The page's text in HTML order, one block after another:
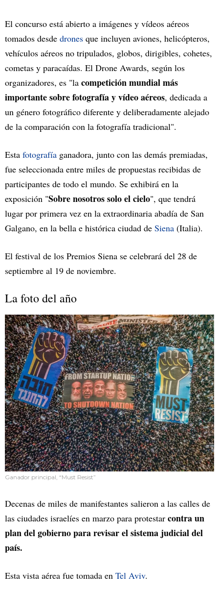
El concurso está abierto a imágenes y vídeos aéreos
tomados desde drones que incluyen aviones, helicópteros,
vehículos aéreos no tripulados, globos, dirigibles, cohetes,
cometas y paracaídas. El Drone Awards, según los
organizadores, es "la competición mundial más
importante sobre fotografía y vídeo aéreos, dedicada a
un género fotográfico diferente y deliberadamente alejado
de la comparación con la fotografía tradicional".
Esta fotografía ganadora, junto con las demás premiadas,
fue seleccionada entre miles de propuestas recibidas de
participantes de todo el mundo. Se exhibirá en la
exposición "Sobre nosotros solo el cielo", que tendrá
lugar por primera vez en la extraordinaria abadía de San
Galgano, en la bella e histórica ciudad de Siena (Italia).
El festival de los Premios Siena se celebrará del 28 de
septiembre al 19 de noviembre.
La foto del año
Ganador principal, “Must Resist”
Decenas de miles de manifestantes salieron a las calles de
las ciudades israelíes en marzo para protestar contra un
plan del gobierno para revisar el sistema judicial del
país.
Esta vista aérea fue tomada en Tel Aviv.